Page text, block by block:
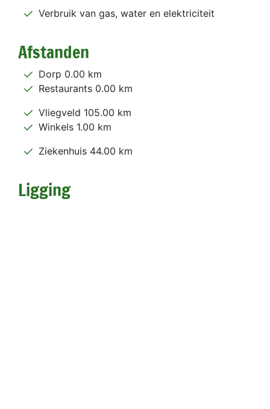
Verbruik van gas, water en elektriciteit
Afstanden
Dorp 0.00 km
Restaurants 0.00 km
Vliegveld 105.00 km
Winkels 1.00 km
Ziekenhuis 44.00 km
Ligging